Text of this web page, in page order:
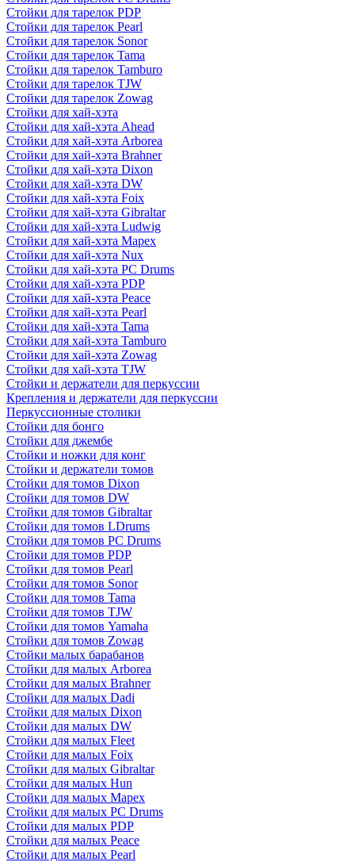
Стойки для тарелок PDP
Стойки для тарелок Pearl
Стойки для тарелок Sonor
Стойки для тарелок Tama
Стойки для тарелок Tamburo
Стойки для тарелок TJW
Стойки для тарелок Zowag
Стойки для хай-хэта
Стойки для хай-хэта Ahead
Стойки для хай-хэта Arborea
Стойки для хай-хэта Brahner
Стойки для хай-хэта Dixon
Стойки для хай-хэта DW
Стойки для хай-хэта Foix
Стойки для хай-хэта Gibraltar
Стойки для хай-хэта Ludwig
Стойки для хай-хэта Mapex
Стойки для хай-хэта Nux
Стойки для хай-хэта PC Drums
Стойки для хай-хэта PDP
Стойки для хай-хэта Peace
Стойки для хай-хэта Pearl
Стойки для хай-хэта Tama
Стойки для хай-хэта Tamburo
Стойки для хай-хэта Zowag
Стойки для хай-хэта TJW
Стойки и держатели для перкуссии
Крепления и держатели для перкуссии
Перкуссионные столики
Стойки для бонго
Стойки для джембе
Стойки и ножки для конг
Стойки и держатели томов
Стойки для томов Dixon
Стойки для томов DW
Стойки для томов Gibraltar
Стойки для томов LDrums
Стойки для томов PC Drums
Стойки для томов PDP
Стойки для томов Pearl
Стойки для томов Sonor
Стойки для томов Tama
Стойки для томов TJW
Стойки для томов Yamaha
Стойки для томов Zowag
Стойки малых барабанов
Стойки для малых Arborea
Стойки для малых Brahner
Стойки для малых Dadi
Стойки для малых Dixon
Стойки для малых DW
Стойки для малых Fleet
Стойки для малых Foix
Стойки для малых Gibraltar
Стойки для малых Hun
Стойки для малых Mapex
Стойки для малых PC Drums
Стойки для малых PDP
Стойки для малых Peace
Стойки для малых Pearl